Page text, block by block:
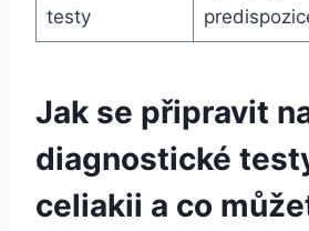
testy
Jak se připravit
diagnostické
celiakii a co